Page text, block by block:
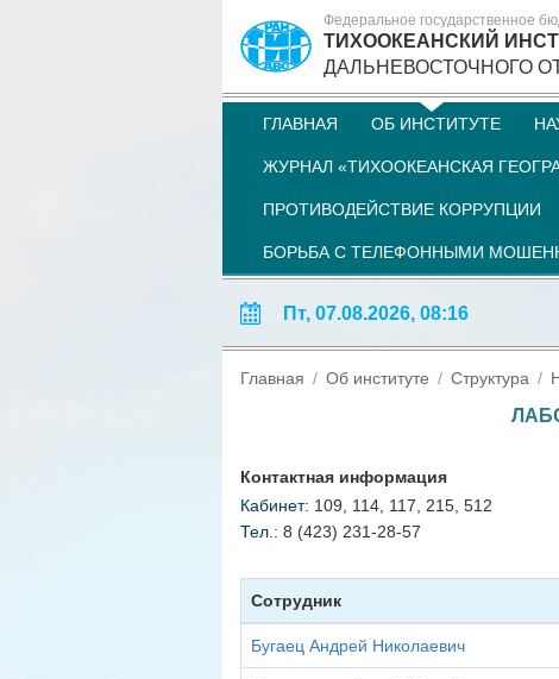
Федеральное государственное
ТИХООКЕАНСКИЙ
ДАЛЬНЕВОСТОЧНОГО
ГЛАВНАЯ ОБ ИНСТИТУТЕ
ЖУРНАЛ «ТИХООКЕАНСКАЯ
ПРОТИВОДЕЙСТВИЕ КОРРУПЦИИ
БОРЬБА С ТЕЛЕФОННЫМИ
Пт, 07.08.2026, 08:16
Главная Об институте Структура
Контактная информация
Кабинет: 109, 114, 117, 215, 512
Тел.: 8 (423) 231-28-57
Сотрудник
Бугаец Андрей Николаевич